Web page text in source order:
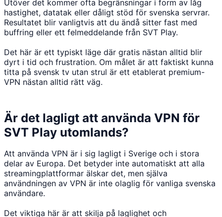
Utöver det kommer ofta begränsningar i form av låg
hastighet, datatak eller dåligt stöd för svenska servrar.
Resultatet blir vanligtvis att du ändå sitter fast med
buffring eller ett felmeddelande från SVT Play.
Det här är ett typiskt läge där gratis nästan alltid blir
dyrt i tid och frustration. Om målet är att faktiskt kunna
titta på svensk tv utan strul är ett etablerat premium-
VPN nästan alltid rätt väg.
Är det lagligt att använda VPN för
SVT Play utomlands?
Att använda VPN är i sig lagligt i Sverige och i stora
delar av Europa. Det betyder inte automatiskt att alla
streamingplattformar älskar det, men själva
användningen av VPN är inte olaglig för vanliga svenska
användare.
Det viktiga här är att skilja på laglighet och